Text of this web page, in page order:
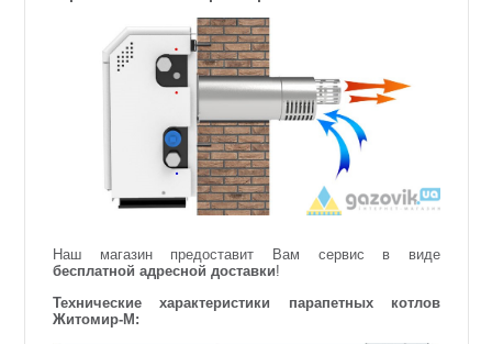
Наш магазин предоставит Вам сервис в виде
бесплатной адресной доставки!
Технические характеристики парапетных котлов
Житомир-М: